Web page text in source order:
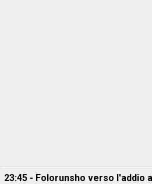
23:45 - Folorunsho verso l'addio